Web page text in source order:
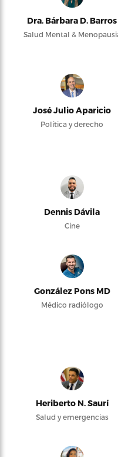
Dra. Bárbara D. Barros
Salud Mental &
José Julio Aparicio
Política y derecho
Dennis Dávila
Cine
González Pons MD
Médico radiólogo
Heriberto N. Saurí
Salud y emergencias